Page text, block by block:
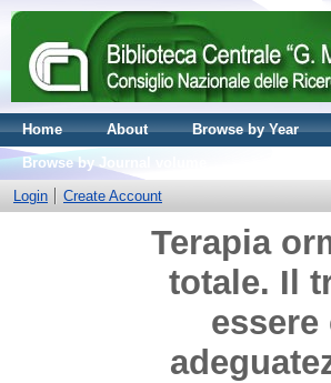
Home About Browse by Year
Browse by Journal volume
Login
Create Account
Terapia
totale. Il